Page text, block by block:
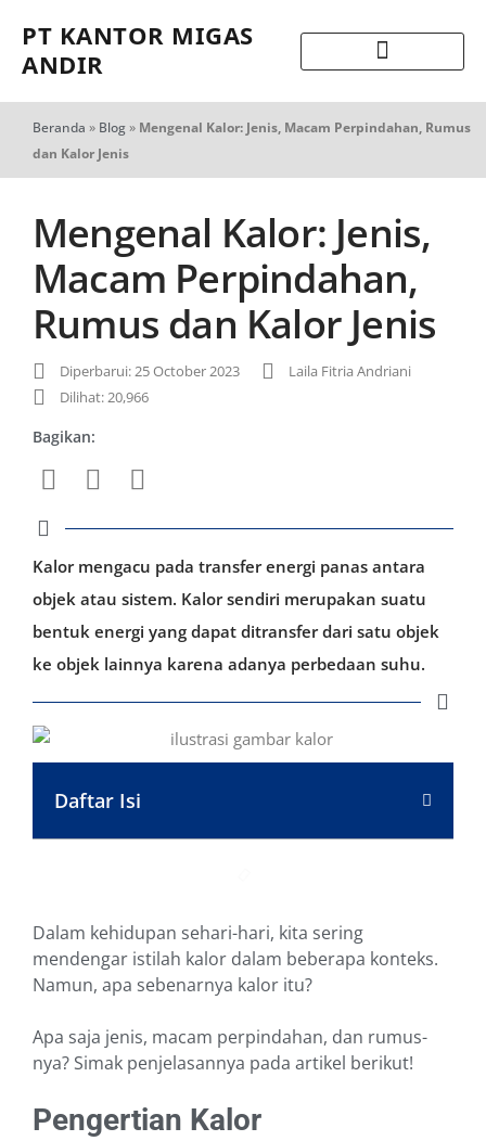
PT KANTOR MIGAS
ANDIR
Beranda » Blog» Mengenal Kalor: Jenis, Macam Perpindahan, Rumus
dan Kalor Jenis
Mengenal Kalor: Jenis,
Macam Perpindahan,
Rumus dan Kalor Jenis
Diperbarui: 25 October 2023
Laila Fitria Andriani
Dilihat: 20,966
Bagikan:
Kalor mengacu pada transfer energi panas antara
objek atau sistem. Kalor sendiri merupakan suatu
bentuk energi yang dapat ditransfer dari satu objek
ke objek lainnya karena adanya perbedaan suhu.
Daftar Isi
Dalam kehidupan sehari-hari, kita sering
mendengar istilah kalor dalam beberapa konteks.
Namun, apa sebenarnya kalor itu?
Apa saja jenis, macam perpindahan, dan rumus-
nya? Simak penjelasannya pada artikel berikut!
Pengertian Kalor